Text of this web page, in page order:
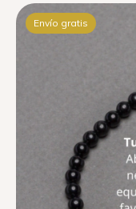
Envío gratis